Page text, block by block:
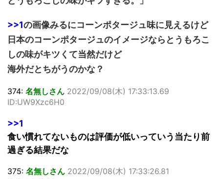
>>1の画像みるにコーンポタージュ味に見えるけど
日本のコーンポタージュのイメージならとうもろこ
しの味がキツくて当然だけど
海外だとちがうのかな？
374: 名無しさん 2022/09/08(木) 17:33:13.69
ID:UW9Xzc6H0
>>1
食い慣れてないものは評価が低いっていう当たり前
過ぎる結果だな
375: 名無しさん 2022/09/08(木) 17:33:26.81